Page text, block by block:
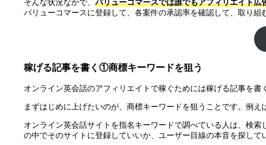
そんな状況なかで、バリューコマースでは誰でもアフィリエイト
バリューコマースに登録して、各案件の承認率を確認して、取り
稼げる記事を書く①商標キーワードを狙う
オンライン英会話のアフィリエイトで稼ぐためには稼げる記事を書
まずはじめに上げたいのが、商標キーワードを狙うことです。例
オンライン英会話サイトを指名キーワードで調べている人は、検
の中でそのサイトに登録していいか、ユーザー目線の本音を探して